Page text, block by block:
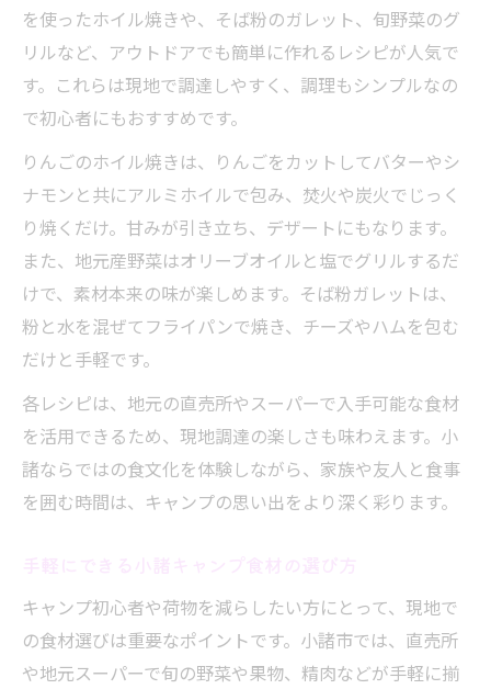
を使ったホイル焼きや、そば粉のガレット、旬野菜のグ
リルなど、アウトドアでも簡単に作れるレシピが人気で
す。これらは現地で調達しやすく、調理もシンプルなの
で初心者にもおすすめです。
りんごのホイル焼きは、りんごをカットしてバターやシ
ナモンと共にアルミホイルで包み、焚火や炭火でじっく
り焼くだけ。甘みが引き立ち、デザートにもなります。
また、地元産野菜はオリーブオイルと塩でグリルするだ
けで、素材本来の味が楽しめます。そば粉ガレットは、
粉と水を混ぜてフライパンで焼き、チーズやハムを包む
だけと手軽です。
各レシピは、地元の直売所やスーパーで入手可能な食材
を活用できるため、現地調達の楽しさも味わえます。小
諸ならではの食文化を体験しながら、家族や友人と食事
を囲む時間は、キャンプの思い出をより深く彩ります。
キャンプ初心者や荷物を減らしたい方にとって、現地で
の食材選びは重要なポイントです。小諸市では、直売所
や地元スーパーで旬の野菜や果物、精肉などが手軽に揃